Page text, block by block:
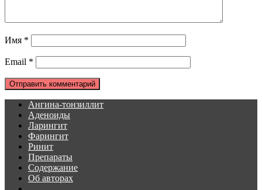
Имя *
Email *
Ангина-тонзиллит
Аденоиды
Ларингит
Фарингит
Ринит
Препараты
Содержание
Об авторах